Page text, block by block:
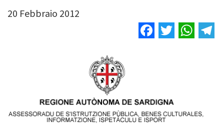
20 Febbraio 2012
Facebook
Twitter